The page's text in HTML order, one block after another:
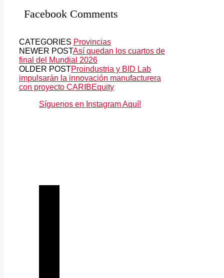
Facebook Comments
CATEGORIES Provincias
NEWER POSTAsí quedan los cuartos de
final del Mundial 2026
OLDER POSTProindustria y BID Lab
impulsarán la innovación manufacturera
con proyecto CARIBEquity
Síguenos en Instagram Aquí!